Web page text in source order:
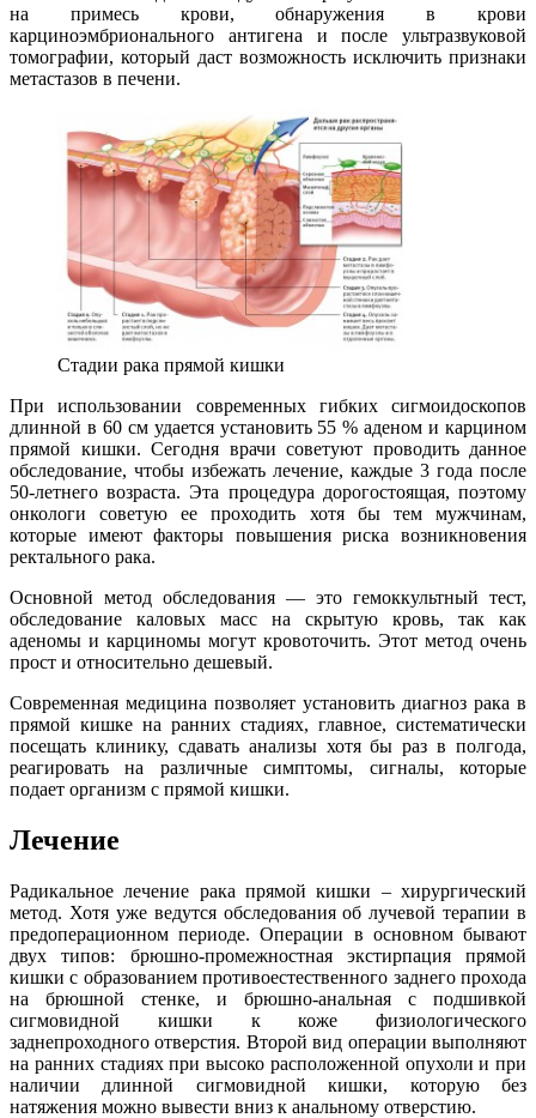
на примесь крови, обнаружения в крови
карциноэмбрионального антигена и после ультразвуковой
томографии, который даст возможность исключить признаки
метастазов в печени.
Стадии рака прямой кишки
При использовании современных гибких сигмоидоскопов
длинной в 60 см удается установить 55 % аденом и карцином
прямой кишки. Сегодня врачи советуют проводить данное
обследование, чтобы избежать лечение, каждые 3 года после
50-летнего возраста. Эта процедура дорогостоящая, поэтому
онкологи советую ее проходить хотя бы тем мужчинам,
которые имеют факторы повышения риска возникновения
ректального рака.
Основной метод обследования — это гемоккультный тест,
обследование каловых масс на скрытую кровь, так как
аденомы и карциномы могут кровоточить. Этот метод очень
прост и относительно дешевый.
Современная медицина позволяет установить диагноз рака в
прямой кишке на ранних стадиях, главное, систематически
посещать клинику, сдавать анализы хотя бы раз в полгода,
реагировать на различные симптомы, сигналы, которые
подает организм с прямой кишки.
Лечение
Радикальное лечение рака прямой кишки – хирургический
метод. Хотя уже ведутся обследования об лучевой терапии в
предоперационном периоде. Операции в основном бывают
двух типов: брюшно-промежностная экстирпация прямой
кишки с образованием противоестественного заднего прохода
на брюшной стенке, и брюшно-анальная с подшивкой
сигмовидной кишки к коже физиологического
заднепроходного отверстия. Второй вид операции выполняют
на ранних стадиях при высоко расположенной опухоли и при
наличии длинной сигмовидной кишки, которую без
натяжения можно вывести вниз к анальному отверстию.